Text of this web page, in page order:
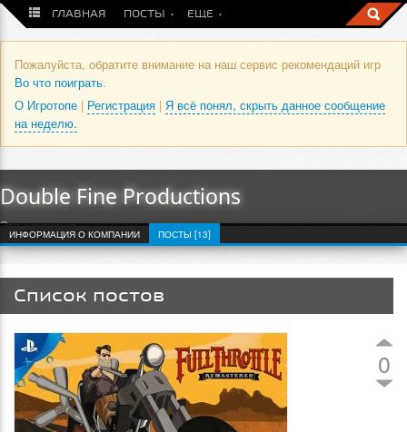
ГЛАВНАЯ ПОСТЫ ЕЩЕ
Пожалуйста, обратите внимание на наш сервис рекомендаций игр
Во что поиграть.
О Игротопе | Регистрация | Я всё понял, скрыть данное сообщение
на неделю.
Double Fine Productions
Это компания
ИНФОРМАЦИЯ О КОМПАНИИ ПОСТЫ [13]
Список постов
0